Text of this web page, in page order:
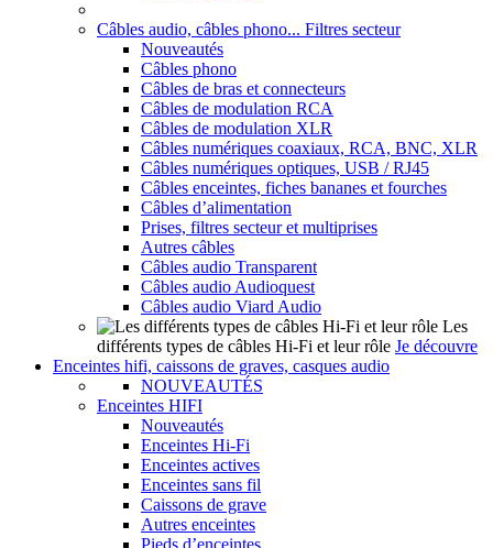
Câbles audio, câbles phono... Filtres secteur
Nouveautés
Câbles phono
Câbles de bras et connecteurs
Câbles de modulation RCA
Câbles de modulation XLR
Câbles numériques coaxiaux, RCA, BNC, XLR
Câbles numériques optiques, USB / RJ45
Câbles enceintes, fiches bananes et fourches
Câbles d’alimentation
Prises, filtres secteur et multiprises
Autres câbles
Câbles audio Transparent
Câbles audio Audioquest
Câbles audio Viard Audio
Les
différents types de câbles Hi-Fi et leur rôle Je découvre
Enceintes hifi, caissons de graves, casques audio
NOUVEAUTÉS
Enceintes HIFI
Nouveautés
Enceintes Hi-Fi
Enceintes actives
Enceintes sans fil
Caissons de grave
Autres enceintes
Pieds d’enceintes